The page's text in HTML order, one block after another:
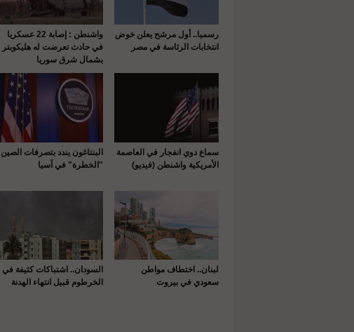
رسميا.. أول مرشح يعلن خوض
انتخابات الرئاسة في مصر
واشنطن : إصابة 22 عسكريا
في حادث تعرضت له هليكوبتر
بشمال شرق سوريا
سماع دوي انفجار في العاصمة
الأمريكية واشنطن (فيديو)
البنتاغون يندد بتصرفات الصين
"الخطرة" في آسيا
لبنان.. اختطاف مواطن
سعودي في بيروت
السودان.. اشتباكات كثيفة في
الخرطوم قبيل انتهاء الهدنة